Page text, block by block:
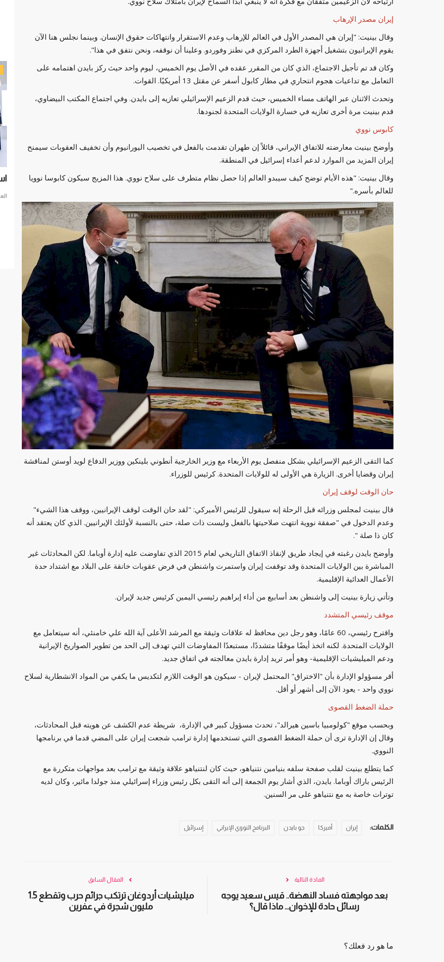
إيران مصدر الإرهاب
وقال بينيت: "إيران هي المصدر الأول في العالم للإرهاب وعدم الاستقرار وانتهاكات حقوق الإنسان. وبينما نجلس هنا الآن
يقوم الإيرانيون بتشغيل أجهزة الطرد المركزي في نطنز وفوردو. وعلينا أن نوقفه، ونحن نتفق في هذا".
وكان قد تم تأجيل الاجتماع، الذي كان من المقرر عقده في الأصل يوم الخميس، ليوم واحد حيث ركز بايدن اهتمامه على
التعامل مع تداعيات هجوم انتحاري في مطار كابول أسفر عن مقتل 13 أمريكيًا. القوات.
وتحدث الاثنان عبر الهاتف مساء الخميس، حيث قدم الزعيم الإسرائيلي تعازيه إلى بايدن. وفي اجتماع المكتب البيضاوي،
قدم بينيت مرة أخرى تعازيه في خسارة الولايات المتحدة لجنودها.
كابوس نووي
وأوضح بينيت معارضته للاتفاق الإيراني، قائلاً إن طهران تقدمت بالفعل في تخصيب اليورانيوم وأن تخفيف العقوبات سيمنح
إيران المزيد من الموارد لدعم أعداء إسرائيل في المنطقة.
وقال بينيت: "هذه الأيام توضح كيف سيبدو العالم إذا حصل نظام متطرف على سلاح نووي. هذا المزيج سيكون كابوسا نوويا
للعالم بأسره."
كما التقى الزعيم الإسرائيلي بشكل منفصل يوم الأربعاء مع وزير الخارجية أنطوني بلينكين ووزير الدفاع لويد أوستن لمناقشة
إيران وقضايا أخرى. الزيارة هي الأولى له للولايات المتحدة. كرئيس للوزراء.
حان الوقت لوقف إيران
قال بينيت لمجلس وزرائه قبل الرحلة إنه سيقول للرئيس الأميركي: "لقد حان الوقت لوقف الإيرانيين، ووقف هذا الشيء"
وعدم الدخول في "صفقة نووية انتهت صلاحيتها بالفعل وليست ذات صلة، حتى بالنسبة لأولئك الإيرانيين. الذي كان يعتقد أنه
كان ذا صلة ".
وأوضح بايدن رغبته في إيجاد طريق لإنقاذ الاتفاق التاريخي لعام 2015 الذي تفاوضت عليه إدارة أوباما. لكن المحادثات غير
المباشرة بين الولايات المتحدة وقد توقفت إيران واستمرت واشنطن في فرض عقوبات خانقة على البلاد مع اشتداد حدة
الأعمال العدائية الإقليمية.
وتأتي زيارة بينيت إلى واشنطن بعد أسابيع من أداء إبراهيم رئيسي اليمين كرئيس جديد لإيران.
موقف رئيسي المتشدد
واقترح رئيسي، 60 عامًا، وهو رجل دين محافظ له علاقات وثيقة مع المرشد الأعلى آية الله علي خامنئي، أنه سيتعامل مع
الولايات المتحدة. لكنه اتخذ أيضًا موقفًا متشددًا، مستبعدًا المفاوضات التي تهدف إلى الحد من تطوير الصواريخ الإيرانية
ودعم الميليشيات الإقليمية- وهو أمر تريد إدارة بايدن معالجته في اتفاق جديد.
أقر مسؤولو الإدارة بأن "الاختراق" المحتمل لإيران - سيكون هو الوقت اللازم لتكديس ما يكفي من المواد الانشطارية لسلاح
نووي واحد - يعود الآن إلى أشهر أو أقل.
حملة الضغط القصوى
وبحسب موقع "كولومبيا باسين هيرالد"، تحدث مسؤول كبير في الإدارة، شريطة عدم الكشف عن هويته قبل المحادثات،
وقال إن الإدارة ترى أن حملة الضغط القصوى التي تستخدمها إدارة ترامب شجعت إيران على المضي قدما في برنامجها
النووي.
كما يتطلع بينيت لقلب صفحة سلفه بنيامين نتنياهو، حيث كان لنتنياهو علاقة وثيقة مع ترامب بعد مواجهات متكررة مع
الرئيس باراك أوباما. بايدن، الذي أشار يوم الجمعة إلى أنه التقى بكل رئيس وزراء إسرائيلي منذ جولدا مائير، وكان لديه
توترات خاصة به مع نتنياهو على مر السنين.
الكلمات: إيران أميركا جو بايدن البرنامج النووي الإيراني إسرائيل
المقال السابق
ميليشيات أردوغان ترتكب جرائم حرب وتقطع 1.5
مليون شجرة في عفرين
المادة التالية
بعد مواجهته فساد النهضة.. قيس سعيد يوجه
رسائل حادة للإخوان… ماذا قال؟
ما هو رد فعلك؟
أسعار الذهب اليوم الأربعاء 10 سبتمبر في الدول
منوعات
كاظم الساهر يكشف تفاصيل صادمة عن بداياته:
نمت في المقاهي...
العرب مباشر يونيو 10, 2026 0
كاظم الساهر يكشف تفاصيل صادمة عن بداياته: نمت في المقاهي
وعملت مقابل 5 دنانير
سياسة
استشراف المستقبل .. دبي تحتضن حكومات العالم
تحتضن دبي حكومات العالم